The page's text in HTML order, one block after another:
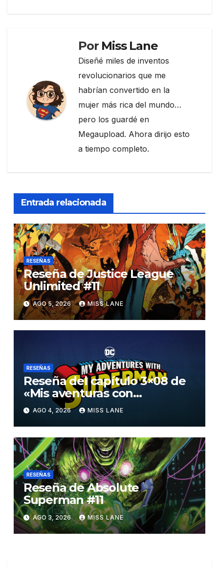
Por Miss Lane
Diseñé miles de inventos
revolucionarios que me
habrían convertido en la
mujer más rica del mundo…
pero los guardé en
Megaupload. Ahora dirijo esto
a tiempo completo.
Entrada relacionada
RESEÑAS
Reseña de Justice League
Unlimited #11
AGO 5, 2026 MISS LANE
RESEÑAS
Reseña del capítulo 3×08 de
«Mis aventuras con
Superman»
AGO 4, 2026 MISS LANE
RESEÑAS
Reseña de Absolute
Superman #11
AGO 3, 2026 MISS LANE